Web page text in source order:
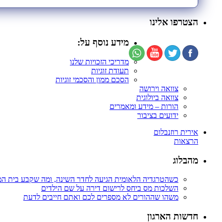
הצטרפו אלינו
מידע נוסף על:
מדריכי הזכויות שלנו
תעודת זוגיות
הסכם ממון והסכמי זוגיות
צוואה וירושה
צוואה ביולוגית
הורות – מידע ומאמרים
ידועים בציבור
אירית רוזנבלום
הרצאות
מהבלוג
כשהטרגדיה הלאומית הגיעה לחדר השינה, ומה שקבע בית
השלכות מס ביחס לרישום דירה על שם הילדים
משהו שההורים לא מספרים לכם ואתם חייבים לדעת
חדשות הארגון